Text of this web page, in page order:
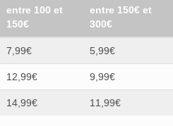
entre 100 et
150€
entre 150€ et
300€
7,99€ 5,99€
12,99€ 9,99€
14,99€ 11,99€